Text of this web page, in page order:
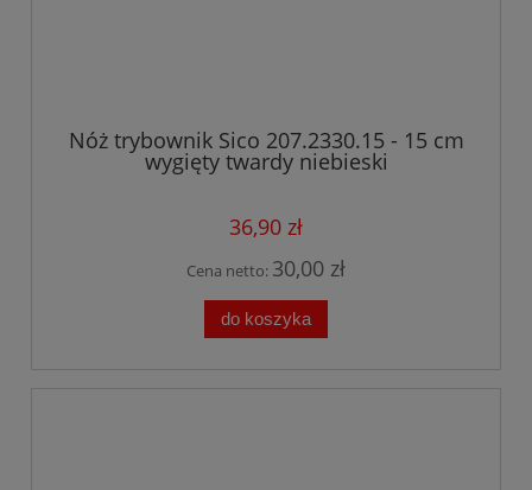
Nóż trybownik Sico 207.2330.15 - 15 cm
wygięty twardy niebieski
36,90 zł
Cena netto: 30,00 zł
do koszyka